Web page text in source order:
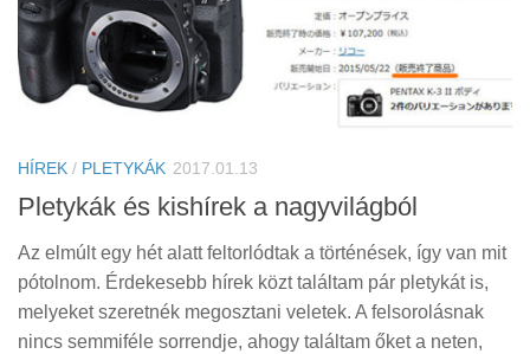
HÍREK / PLETYKÁK 2017.01.13
Pletykák és kishírek a nagyvilágból
Az elmúlt egy hét alatt feltorlódtak a történések, így van mit
pótolnom. Érdekesebb hírek közt találtam pár pletykát is,
melyeket szeretnék megosztani veletek. A felsorolásnak
nincs semmiféle sorrendje, ahogy találtam őket a neten,